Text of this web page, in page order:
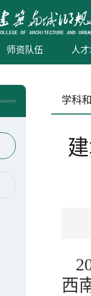
师资队伍 人
学科
西